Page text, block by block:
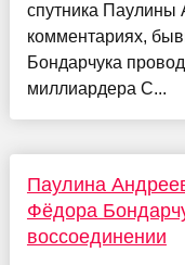
спутника Паулины
комментариях,
Бондарчука
миллиардера С...
Паулина
Фёдора
воссоединении